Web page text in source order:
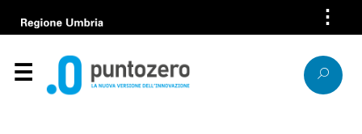
⋮
Azienda
Servizi